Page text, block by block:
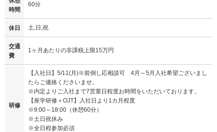
時間
60分
休日 土,日,祝
交通
費
1ヶ月あたりの非課税上限15万円
研修
【入社日】5/11(月)※前倒し応相談可 4月～5月入社希望ございまし
たらご連絡くださいませ。
※内定よりご入社まで7営業日程度お時間をいただいております。
【座学研修＋OJT】入社日より1カ月程度
※9:00～18:00（休憩60分）
※土日祝休み
※全日程参加必須